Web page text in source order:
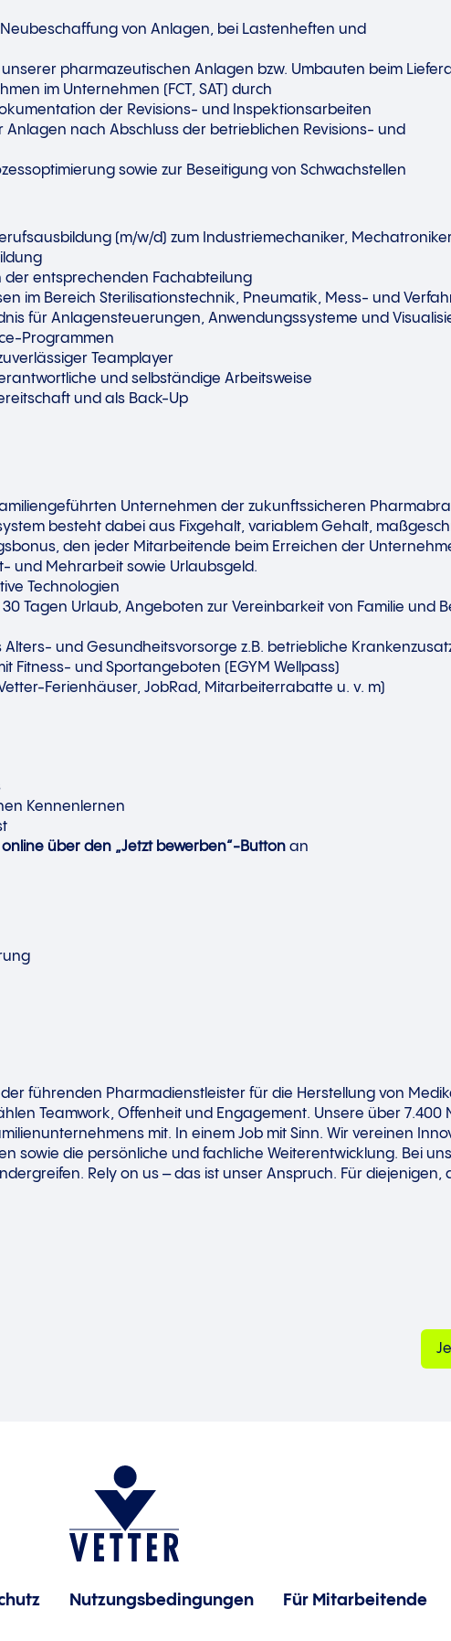
von Anlagen, bei Lastenheften und
pharmazeutischen Anlagen bzw. Umbauten beim
im Unternehmen (FCT, SAT) durch
der Revisions- und Inspektionsarbeiten
nach Abschluss der betrieblichen Revisions- und
sowie zur Beseitigung von Schwachstellen
(m/w/d) zum Industriemechaniker,
entsprechenden Fachabteilung
im Bereich Sterilisationstechnik, Pneumatik, Mess- und
für Anlagensteuerungen, Anwendungssysteme und
Programmen
Teamplayer
und selbständige Arbeitsweise
und als Back-Up
Unternehmen der zukunftssicheren
besteht dabei aus Fixgehalt, variablem Gehalt,
den jeder Mitarbeitende beim Erreichen der
und Mehrarbeit sowie Urlaubsgeld.
Technologien
Tagen Urlaub, Angeboten zur Vereinbarkeit von Familie und
und Gesundheitsvorsorge z.B. betriebliche
Fitness- und Sportangeboten (EGYM Wellpass)
Ferienhäuser, JobRad, Mitarbeiterrabatte u. v. m)
Kennenlernen
über den „Jetzt bewerben“-Button an
führenden Pharmadienstleister für die Herstellung von
Teamwork, Offenheit und Engagement. Unsere über 7.400
mit. In einem Job mit Sinn. Wir vereinen
sowie die persönliche und fachliche Weiterentwicklung. Bei
Rely on us – das ist unser Anspruch. Für diejenigen,
Nutzungsbedingungen Für Mitarbeitende